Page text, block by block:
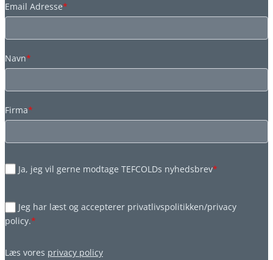
Email Adresse*
Navn*
Firma*
Ja, jeg vil gerne modtage TEFCOLDs nyhedsbrev*
Jeg har læst og accepterer privatlivspolitikken/privacy
policy.*
Læs vores privacy policy